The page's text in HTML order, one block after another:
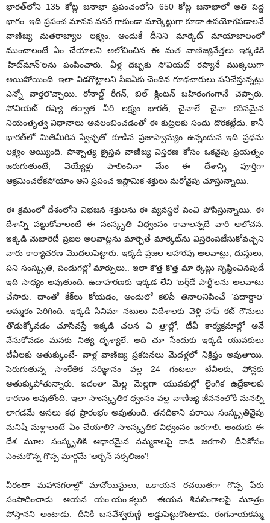
భారత్‌లోని 135 కోట్ల జనాభా ప్రపంచంలోని 650 కోట్ల జనాభాలో అతి పెద్ద
భాగం. ఇది ప్రపంచ మానవ వనరే గాకుండా మార్కెట్టుగా కూడా ఉపయోగపడాలనే
వాణిజ్య మతరాజ్యాల లక్ష్యం. అందుకే దీనిని మార్కెట్ మాయాజాలంలో
ముంచాలంటే ఏం చేయాలని ఆలోచించిన ఈ మత వాణిజ్యవేత్తలు ఇక్కడికి
‘హిట్‌మాన్’లను పంపించారు. వీళ్ల దెబ్బకు సోవియట్ రష్యానే ముక్కలుగా
అయిపోయింది. ఇలా విడగొట్టాలని సిఐఏకు చెందిన గూఢచారులు పనిచేస్తున్నట్లు
ఎన్నో వార్తలొచ్చాయి. రోనాల్డ్ రీగన్, బిల్ క్లింటన్ బహిరంగంగానే చెప్పారు.
సోవియట్ రష్యా తర్వాత వీరి లక్ష్యం భారత్, చైనాలే. చైనా కఠినమైన
నియంతృత్వ విధానాలు అవలంబించడంతో ఈ కుట్రలకు సందు దొరకట్లేదు. కానీ
భారత్‌లో మితిమీరిన స్వేచ్ఛతో కూడిన ప్రజాస్వామ్యం ఉన్నందున ఇది ప్రథమ
లక్ష్యం అయ్యింది. పాశ్చాత్య క్రైస్తవ వాణిజ్య విస్తరణ కోసం ఒకవైపు ప్రయత్నం
జరుగుతుంటే, వెయ్యేళ్లు పాలించినా మేం ఈ దేశాన్ని పూర్తిగా
ఆక్రమించలేకపోయాం అని ప్రపంచ ఇస్లామిక శక్తులు మరోవైపు చూస్తున్నాయి.
ఈ క్రమంలో దేశంలోని విభజన శక్తులను ఈ వ్యవస్థలే పెంచి పోషిస్తున్నాయి. ఈ
దేశాన్ని పట్టుకోవాలంటే ఈ సంస్కృతి విధ్వంసం కావాలన్నదే వారి ఆలోచన.
ఇక్కడి మెజారిటీ ప్రజల అలవాట్లను మార్చితే మార్కెట్‌ను విస్తరింపజేసుకోవచ్చని
వారు కార్యాచరణ మొదలుపెట్టారు. ఇక్కడి ప్రజల ఆహారపు అలవాట్లు, దుస్తులు,
పని సంస్కృతి, పండుగల్లో మార్పులు.. ఇలా కొత్త కొత్త మా ర్కెట్లు సృష్టించినపుడే
ఇది సాధ్యం అవుతుంది. ఉదాహరణకు ఇక్కడ లేని ‘బర్త్‌డే పార్టీ’లను అలవాటు
చేసారు. దాంతో కేక్‌లు కోయడం, అందులో కలిపే తినాలనిపించే ‘పదార్థాల’
అమ్మకం పెరిగింది. ఇక్కడి సినిమా నటులు విదేశాలకు వెళ్లి హాఫ్ కట్ గౌనులు
తొడుక్కోవడం చూసివస్తే ఇక్కడి చలన చి త్రాల్లో, టీవీ కార్యక్రమాల్లో అవే
వేసుకోవడం మనకు నిత్య దృశ్యాలే. అది చూ సేందుకు ఇక్కడి యువకులు
టీవీలకు అతుక్కుంటే- వాళ్ల వాణిజ్య ప్రకటనలు మెదళ్లలో నిక్షిప్తం అవుతాయి.
పెరుగుతున్న సాంకేతిక పరిజ్ఞానం వల్ల 24 గంటలూ టీవీలకు, ఫోన్లకు
అతుక్కుపోతున్నారు. ఇదంతా మెల్ల మెల్లగా యువకుల్లో లైంగిక ఉద్రేకాలకు
కారణం అవుతోంది. ఇలా సాంస్కృతిక ధ్వంసం వల్ల వాణిజ్య జీవనంలోకి మనల్ని
లాగడమే అసలు కథ ప్రారంభం అవుతుంది. తనదికాని పరాయి సంస్కృతివైపు
మనిషి మళ్లాలంటే ఏం చేయాలి? సాంస్కృతిక విధ్వంసం జరగాలి. అందుకు ఈ
దేశ మూల సంస్కృతికి ఆధారమైన నమ్మకాలపై దాడి జరగాలి. దీనికోసం
ఎంచుకొన్న గొప్ప మార్గమే ‘అర్బన్ నక్సలిజం’!
వీరంతా మహానగరాల్లో మావోయిస్టులు, ఒకాయన రచయితగా గొప్ప పేరు
సంపాదించాడు. ఆయన యం.యం.కల్గురి. ఈయన శివలింగాలపై మూత్రం
పోస్తానని అంటాడు. దీనికి బసవేశ్వరుణ్ణి అడ్డుపెట్టుకొంటాడు. రంగనాయకమ్మ